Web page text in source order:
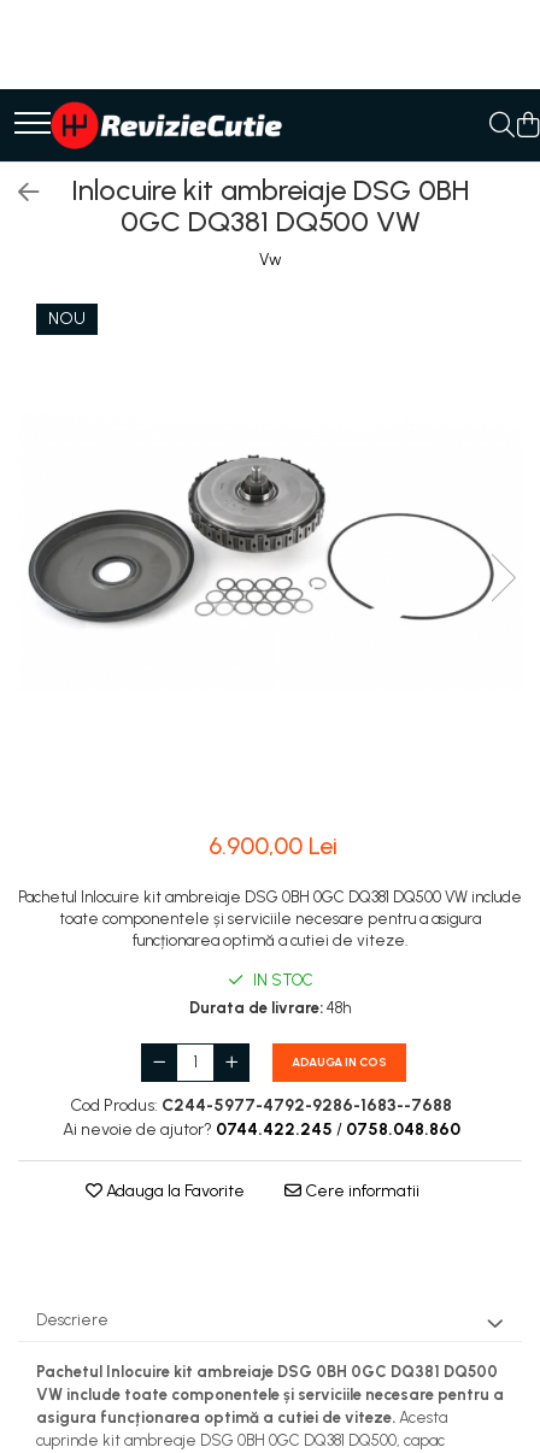
Ulei cutie automata
Filtre cutii automate
Inlocuire kit ambreiaje DSG 0BH
0GC DQ381 DQ500 VW
Vw
NOU
6.900,00 Lei
Pachetul Inlocuire kit ambreiaje DSG 0BH 0GC DQ381 DQ500 VW include
toate componentele și serviciile necesare pentru a asigura
funcționarea optimă a cutiei de viteze.
IN STOC
Durata de livrare: 48h
ADAUGA IN COS
Cod Produs: C244-5977-4792-9286-1683--7688
Ai nevoie de ajutor? 0744.422.245 / 0758.048.860
Adauga la Favorite Cere informatii
Descriere
Pachetul Inlocuire kit ambreiaje DSG 0BH 0GC DQ381 DQ500
VW include toate componentele și serviciile necesare pentru a
asigura funcționarea optimă a cutiei de viteze. Acesta
cuprinde kit ambreaje DSG 0BH 0GC DQ381 DQ500, capac